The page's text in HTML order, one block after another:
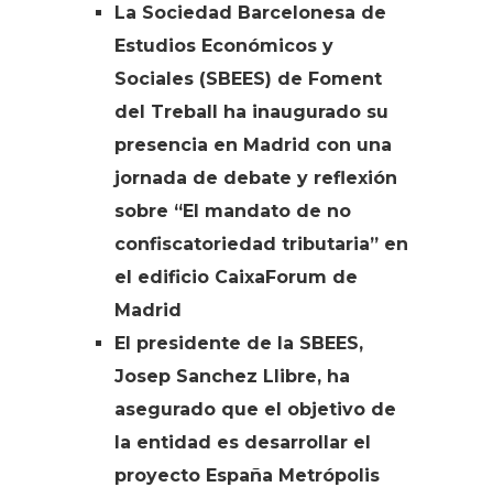
La Sociedad Barcelonesa de
Estudios Económicos y
Sociales (SBEES) de Foment
del Treball ha inaugurado su
presencia en Madrid con una
jornada de debate y reflexión
sobre “El mandato de no
confiscatoriedad tributaria” en
el edificio CaixaForum de
Madrid
El presidente de la SBEES,
Josep Sanchez Llibre, ha
asegurado que el objetivo de
la entidad es desarrollar el
proyecto España Metrópolis